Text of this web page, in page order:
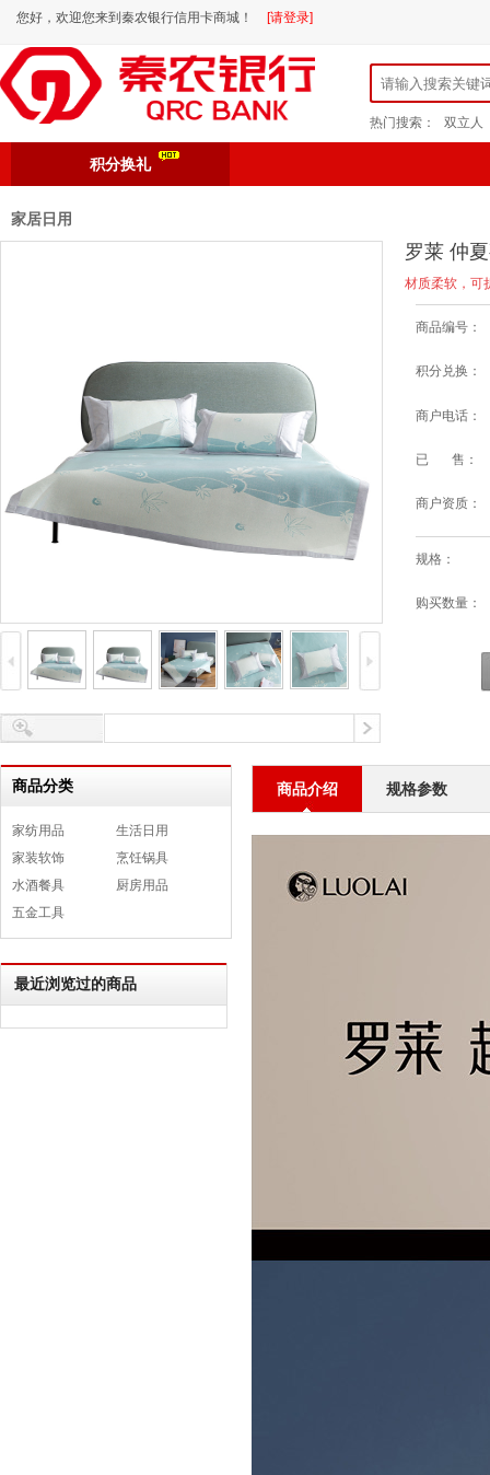
您好，欢迎您来到秦农银行信用卡商城！ [请登录]
热门搜索： 双立人
积分换礼
家居日用
罗莱 仲
材质柔软，可
商品编号：
积分兑换：
商户电话：
已 售：
商户资质：
规格：
购买数量：
商品分类
家纺用品
生活日用
家装软饰
烹饪锅具
水酒餐具
厨房用品
五金工具
最近浏览过的商品
商品介绍 规格参数